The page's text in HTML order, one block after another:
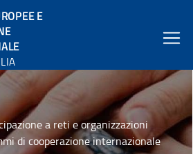
E
cooperazione internazionale
a reti e organizzazioni
di cooperazione internazionale